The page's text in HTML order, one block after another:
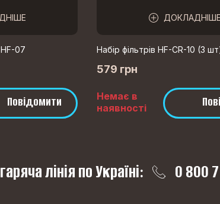
ДОКЛАДНІШЕ
07 Набір фільтрів HF-CR-10 (3
Повідомити
579 грн
Немає в
наявності
лінія по Україні: 0 800